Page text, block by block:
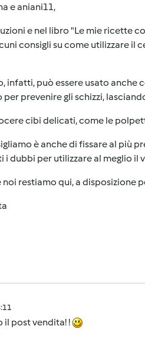
e aniani11,
e nel libro "Le mie ricette
consigli su come utilizzare il
infatti, può essere usato
prevenire gli schizzi,
cibi delicati, come le
è anche di fissare al più
dubbi per utilizzare al meglio il
noi restiamo qui, a disposizione
il post vendita! !